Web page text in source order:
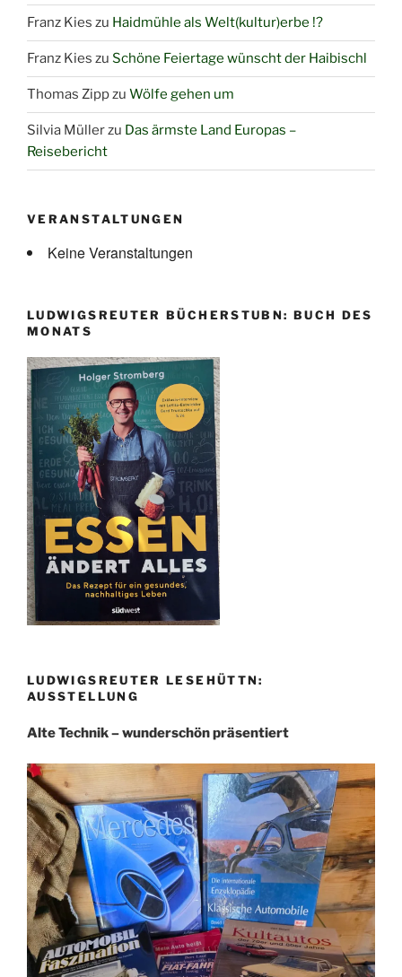
Franz Kies zu Haidmühle als Welt(kultur)erbe !?
Franz Kies zu Schöne Feiertage wünscht der Haibischl
Thomas Zippzu Wölfe gehen um
Silvia Müllerzu Das ärmste Land Europas –
Reisebericht
VERANSTALTUNGEN
Keine Veranstaltungen
LUDWIGSREUTER BÜCHERSTUBN: BUCH DES
MONATS
LUDWIGSREUTER LESEHÜTTN:
AUSSTELLUNG
Alte Technik – wunderschön präsentiert